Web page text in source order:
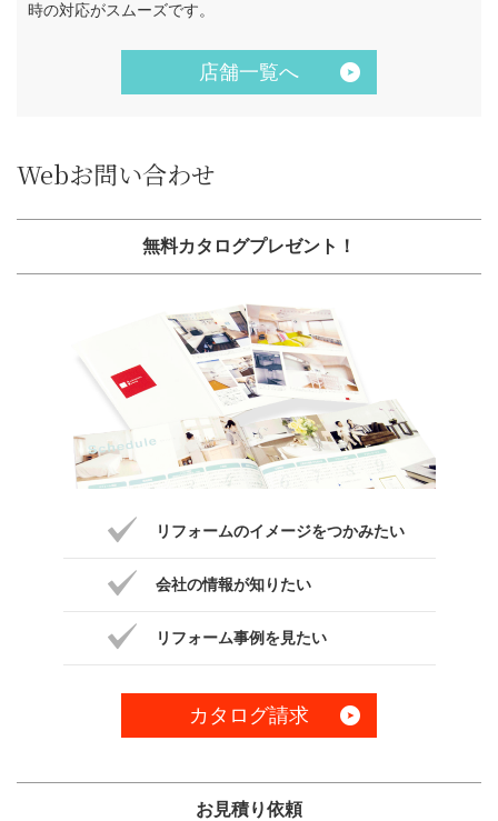
時の対応がスムーズです。
店舗一覧へ
Webお問い合わせ
無料カタログプレゼント！
リフォームのイメージをつかみたい
会社の情報が知りたい
リフォーム事例を見たい
カタログ請求
お見積り依頼